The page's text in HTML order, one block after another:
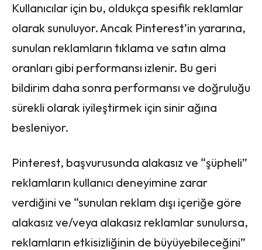
Kullanıcılar için bu, oldukça spesifik reklamlar
olarak sunuluyor. Ancak Pinterest’in yararına,
sunulan reklamların tıklama ve satın alma
oranları gibi performansı izlenir. Bu geri
bildirim daha sonra performansı ve doğruluğu
sürekli olarak iyileştirmek için sinir ağına
besleniyor.
Pinterest, başvurusunda alakasız ve “şüpheli”
reklamların kullanıcı deneyimine zarar
verdiğini ve “sunulan reklam dışı içeriğe göre
alakasız ve/veya alakasız reklamlar sunulursa,
reklamların etkisizliğinin de büyüyebileceğini”